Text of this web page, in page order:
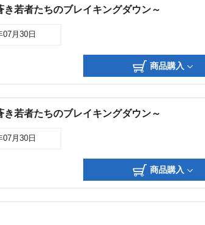
き若者たちのブレイキングダウン～
07月30日
商品購入
き若者たちのブレイキングダウン～
07月30日
商品購入